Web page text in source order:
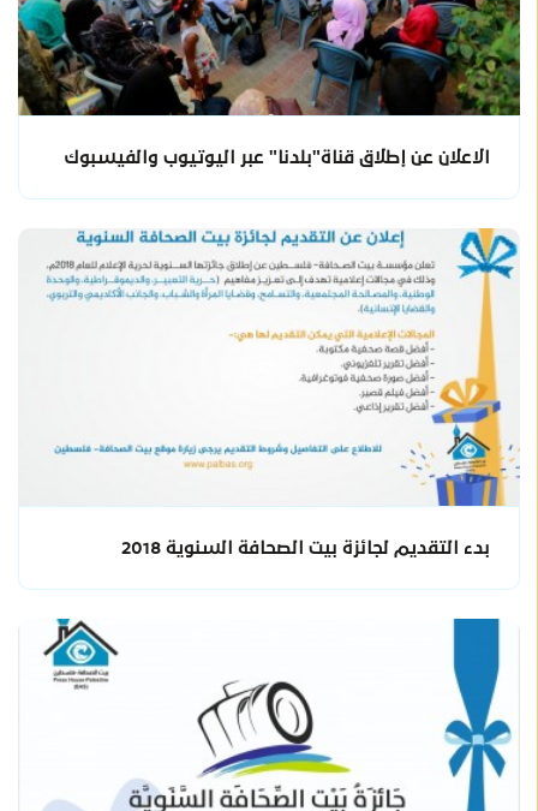
الاعلان عن إطلاق قناة"بلدنا" عبر اليوتيوب والفيسبوك
بدء التقديم لجائزة بيت الصحافة السنوية 2018